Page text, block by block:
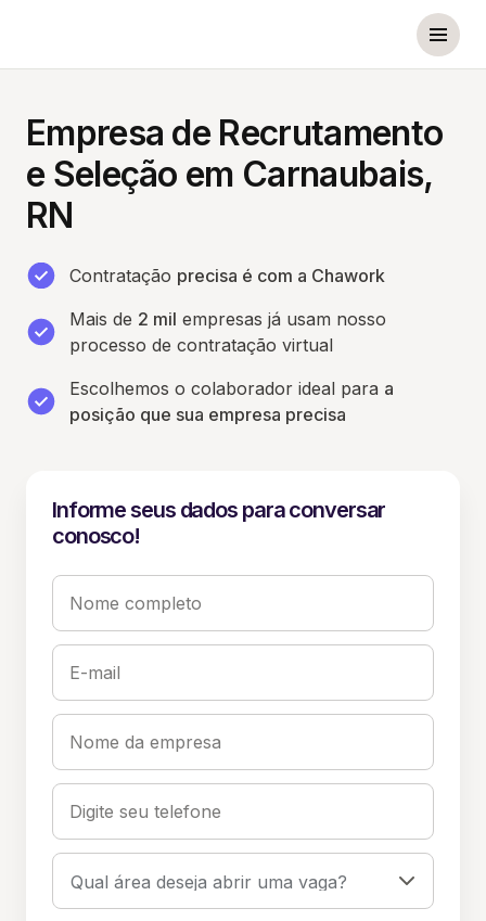
Empresa de Recrutamento
e Seleção em Carnaubais,
RN
Contratação precisa é com a Chawork
Mais de 2 mil empresas já usam nosso
processo de contratação virtual
Escolhemos o colaborador ideal para a
posição que sua empresa precisa
Informe seus dados para conversar
conosco!
Nome completo
E-mail
Nome da empresa
Digite seu telefone